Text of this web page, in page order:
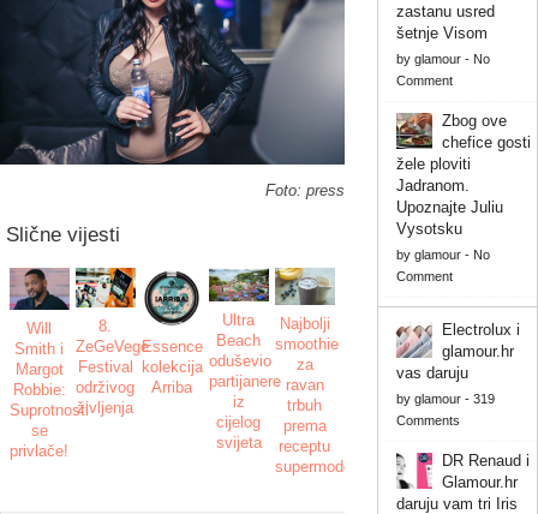
Foto: press
Slične vijesti
Will
Smith i
Margot
Robbie:
Suprotnosti
se
privlače!
8.
ZeGeVege
Festival
održivog
življenja
Essence
kolekcija
Arriba
Ultra
Beach
oduševio
partijanere
iz
cijelog
svijeta
Najbolji
smoothie
za
ravan
trbuh
prema
receptu
supermodela
zastanu usred
šetnje Visom
by glamour- No
Comment
Zbog ove
chefice gosti
žele ploviti
Jadranom.
Upoznajte Juliu
Vysotsku
by glamour- No
Comment
Electrolux i
glamour.hr
vas daruju
by glamour- 319
Comments
DR Renaud i
Glamour.hr
daruju vam tri Iris